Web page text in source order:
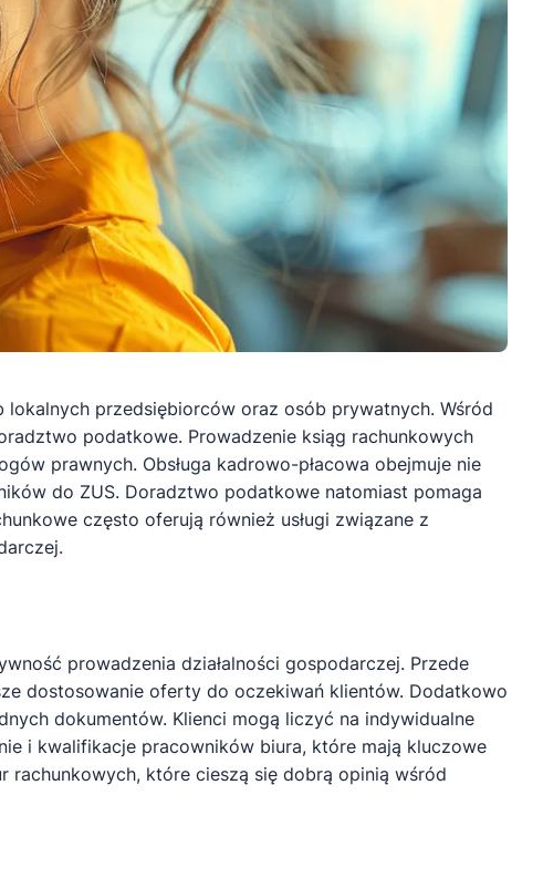
przedsiębiorców oraz osób prywatnych. Wśród
podatkowe. Prowadzenie ksiąg rachunkowych
prawnych. Obsługa kadrowo-płacowa obejmuje nie
do ZUS. Doradztwo podatkowe natomiast pomaga
często oferują również usługi związane z
prowadzenia działalności gospodarczej. Przede
dostosowanie oferty do oczekiwań klientów. Dodatkowo
dokumentów. Klienci mogą liczyć na indywidualne
i kwalifikacje pracowników biura, które mają kluczowe
rachunkowych, które cieszą się dobrą opinią wśród